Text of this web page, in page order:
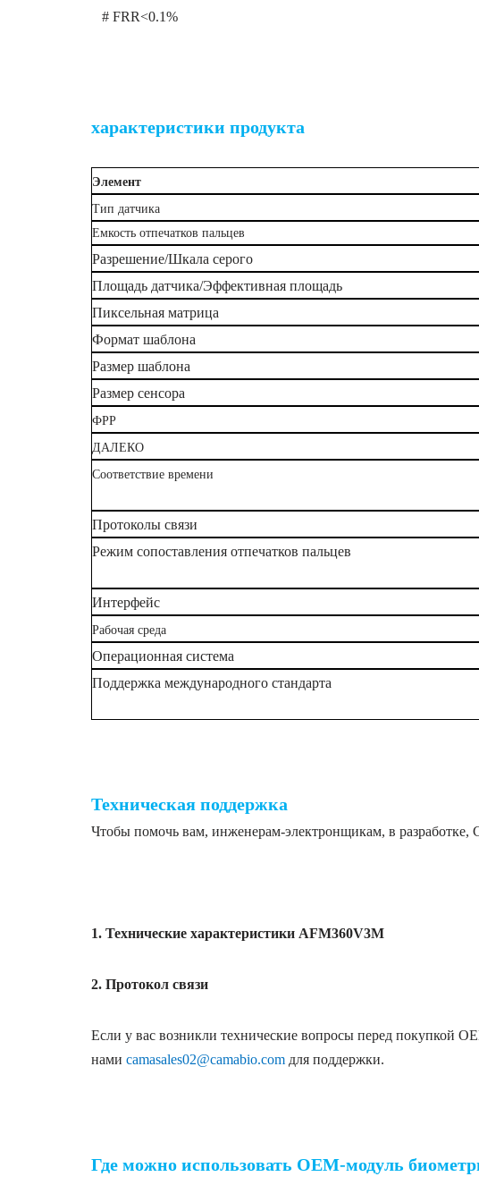
# FRR<0.1%
характеристики продукта
Элемент
Тип датчика
Емкость отпечатков пальцев
Разрешение/Шкала серого
Площадь датчика/Эффективная площадь
Пиксельная матрица
Формат шаблона
Размер шаблона
Размер сенсора
ФРР
ДАЛЕКО
Соответствие времени
Протоколы связи
Режим сопоставления отпечатков пальцев
Интерфейс
Рабочая среда
Операционная система
Поддержка международного стандарта
Техническая поддержка
Чтобы помочь вам, инженерам-электронщикам, в
1. Технические характеристики AFM360V3M
2. Протокол связи
Если у вас возникли технические вопросы перед покупкой
нами camasales02@camabio.com для поддержки.
Где можно использовать OEM-модуль